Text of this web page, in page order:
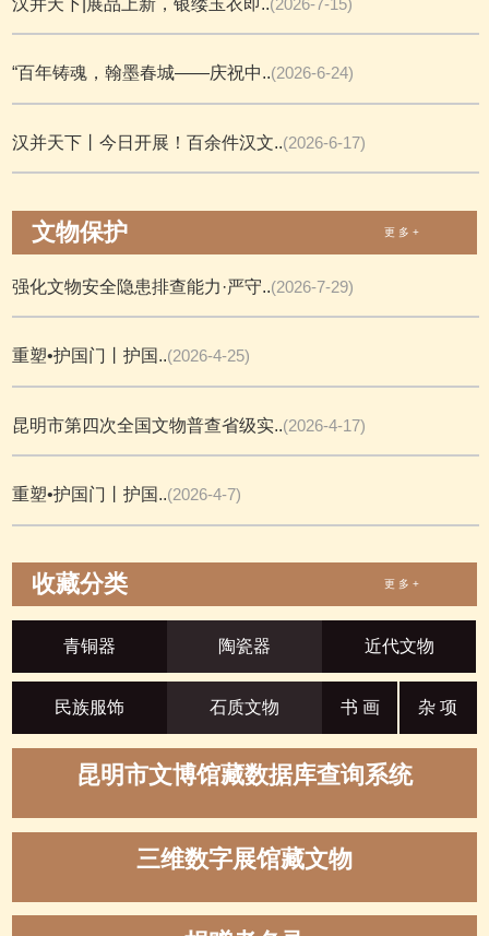
“百年铸魂，翰墨春城——庆祝中..(2026-6-24)
汉并天下丨今日开展！百余件汉文..(2026-6-17)
文物保护 更 多 +
强化文物安全隐患排查能力·严守..(2026-7-29)
重塑•护国门丨护国..(2026-4-25)
昆明市第四次全国文物普查省级实..(2026-4-17)
重塑•护国门丨护国..(2026-4-7)
收藏分类 更 多 +
青铜器 陶瓷器 近代文物
民族服饰 石质文物 书 画 杂 项
昆明市文博馆藏数据库查询系统
三维数字展馆藏文物